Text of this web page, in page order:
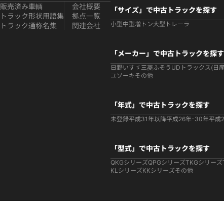
販売済み車輌
トラック形状用語集
トラック通称名集
会社概要
拠点一覧
関連会社
「サイズ」で中古トラックを探す
小型中型増トン大型 トレーラ
「メーカー」で中古トラックを探す
日野いすゞ 三菱ふそう UDトラックス(日
ユソーキその他
「年式」で中古トラックを探す
未登録平成31年以降平成26年-30年平成
「型式」で中古トラックを探す
QKGシリーズQPGシリーズTKGシリーズ
KLシリーズKKシリーズその他